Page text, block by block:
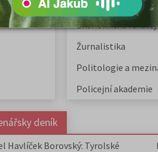
Společenské a
Ekonomické fakulty
Žurnalistika
Politologie a
Policejní akademie
deník
Havlíček Borovský: Tyrolské